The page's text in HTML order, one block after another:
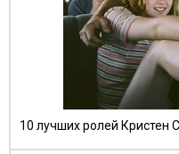
10 лучших ролей Кристен